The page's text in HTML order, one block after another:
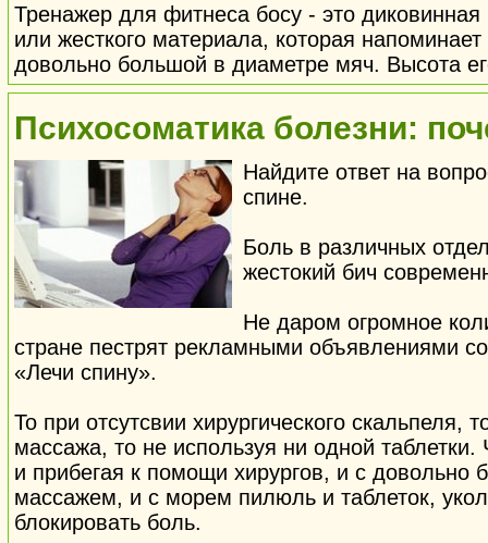
Тренажер для фитнеса босу - это
или жесткого материала, которая
довольно большой в диаметре мяч. Высота
Психосоматика болезни:
Найдите ответ на
спине.
Боль в различных
жестокий бич
Не даром огромное
стране пестрят рекламными объявлениями
«Лечи спину».
То при отсутсвии хирургического скальпеля,
массажа, то не используя ни одной таблетки.
и прибегая к помощи хирургов, и с
массажем, и с морем пилюль и таблеток,
блокировать боль.